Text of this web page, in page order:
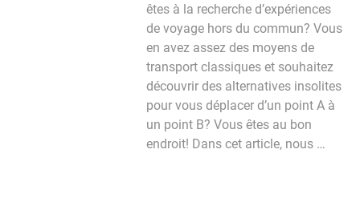
êtes à la recherche d’expériences
de voyage hors du commun? Vous
en avez assez des moyens de
transport classiques et souhaitez
découvrir des alternatives insolites
pour vous déplacer d’un point A à
un point B? Vous êtes au bon
endroit! Dans cet article, nous …